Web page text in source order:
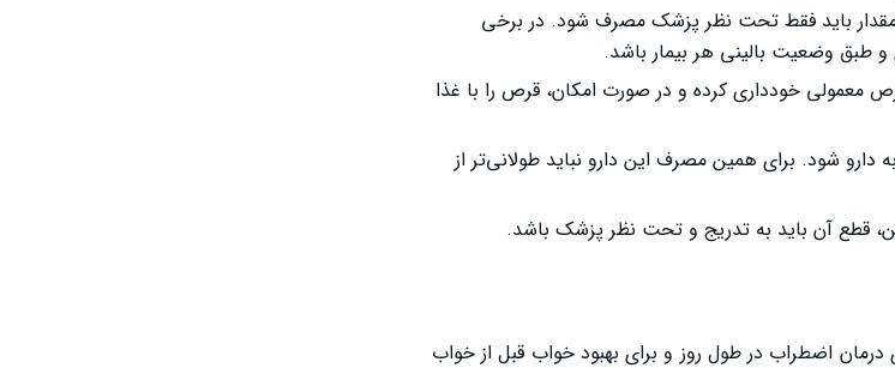
میلی‌گرم در روز باشد، ولی این مقدار باید فقط تحت نظر پزشک مصرف شود. در برخی
طبق وضعیت بالینی هر بیمار باشد.
خودداری کرده و در صورت امکان، قرص را با غذا
شود. برای همین مصرف این دارو نباید طولانی‌تر از
قطع آن باید به تدریج و تحت نظر پزشک باشد.
اضطراب در طول روز و برای بهبود خواب قبل از خواب